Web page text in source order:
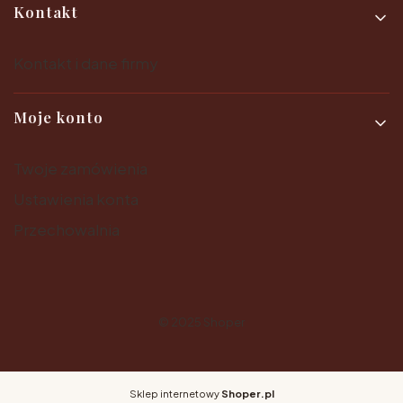
Kontakt
Moje konto
Sklep internetowy Shoper.pl